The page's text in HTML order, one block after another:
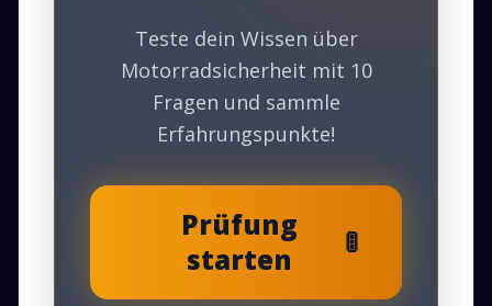
Teste dein Wissen über
Motorradsicherheit mit 10
Fragen und sammle
Erfahrungspunkte!
Prüfung
starten
🚦